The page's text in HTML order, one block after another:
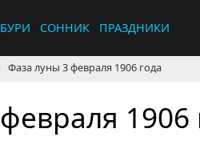
СОННИК ПРАЗДНИКИ
Фаза луны 3 февраля 1906 года
1906